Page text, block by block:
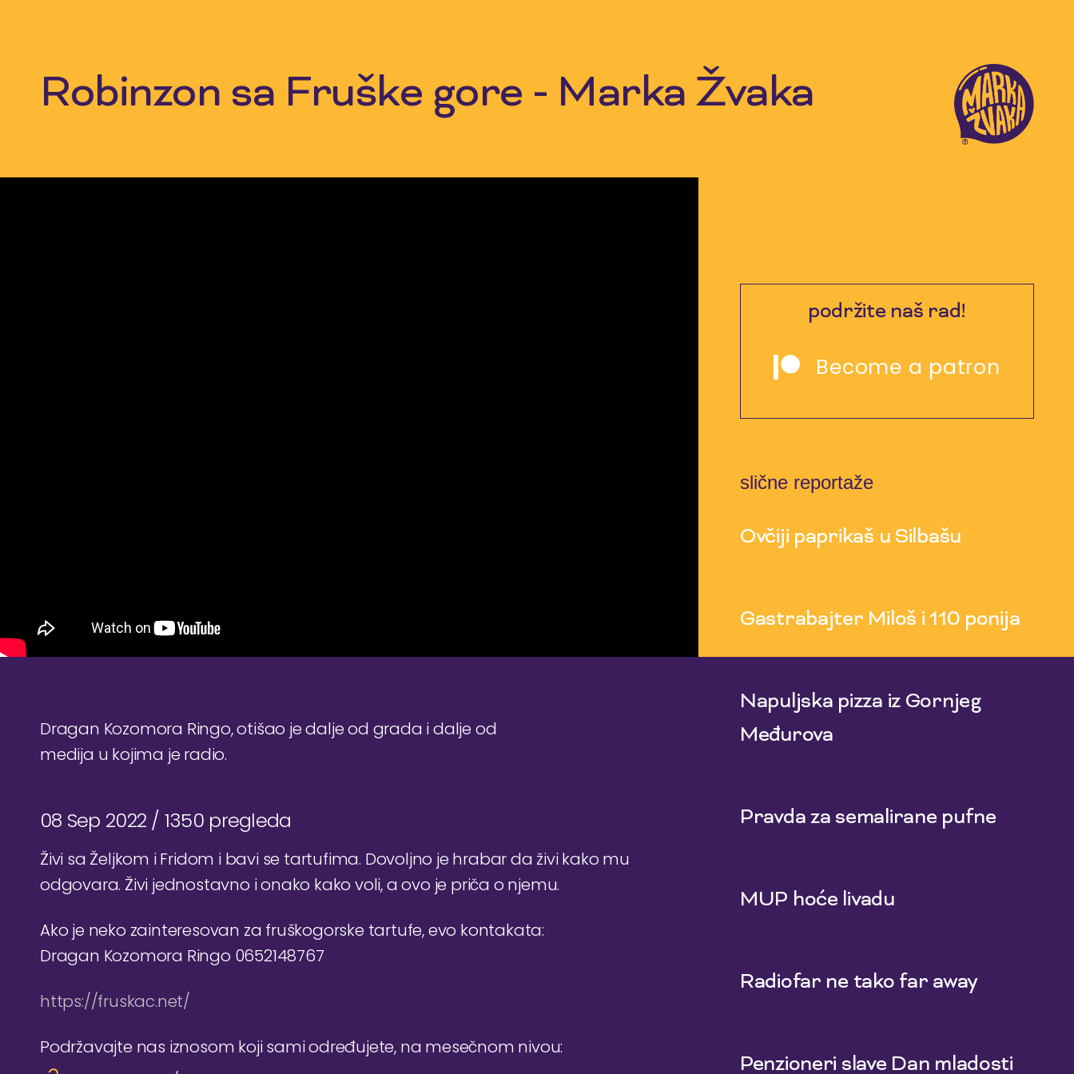
Robinzon sa Fruške gore - Marka Žvaka
Dragan Kozomora Ringo, otišao je dalje od grada i dalje od
medija u kojima je radio.
08 Sep 2022 / 1350 pregleda
Živi sa Željkom i Fridom i bavi se tartufima. Dovoljno je hrabar da živi kako mu
odgovara. Živi jednostavno i onako kako voli, a ovo je priča o njemu.
Ako je neko zainteresovan za fruškogorske tartufe, evo kontakata:
Dragan Kozomora Ringo 0652148767
https://fruskac.net/
Podržavajte nas iznosom koji sami određujete, na mesečnom nivou:
podržite naš rad!
Become a patron
slične reportaže
Ovčiji paprikaš u Silbašu
Gastrabajter Miloš i 110 ponija
Napuljska pizza iz Gornjeg
Međurova
Pravda za semalirane pufne
MUP hoće livadu
Radiofar ne tako far away
Penzioneri slave Dan mladosti